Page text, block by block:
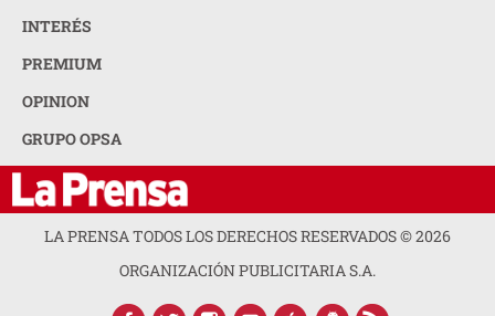
INTERÉS
PREMIUM
OPINION
GRUPO OPSA
LA PRENSA TODOS LOS DERECHOS RESERVADOS ©2026
ORGANIZACIÓN PUBLICITARIA S.A.